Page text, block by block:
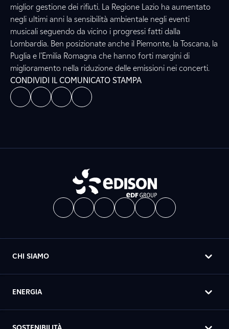
miglior gestione dei rifiuti. La Regione Lazio ha aumentato
negli ultimi anni la sensibilità ambientale negli eventi
musicali seguendo da vicino i progressi fatti dalla
Lombardia. Ben posizionate anche il Piemonte, la Toscana, la
Puglia e l’Emilia Romagna che hanno forti margini di
miglioramento nella riduzione delle emissioni nei concerti.
CONDIVIDI IL COMUNICATO STAMPA
CHI SIAMO
ENERGIA